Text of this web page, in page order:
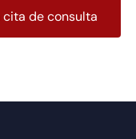
de consulta